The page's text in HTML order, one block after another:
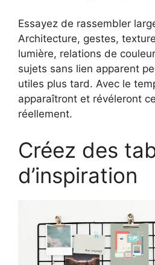
Essayez de rassembler
Architecture, gestes,
lumière, relations de
sujets sans lien apparent
utiles plus tard. Avec le
apparaîtront et révéleront
réellement.
Créez des
d’inspiration